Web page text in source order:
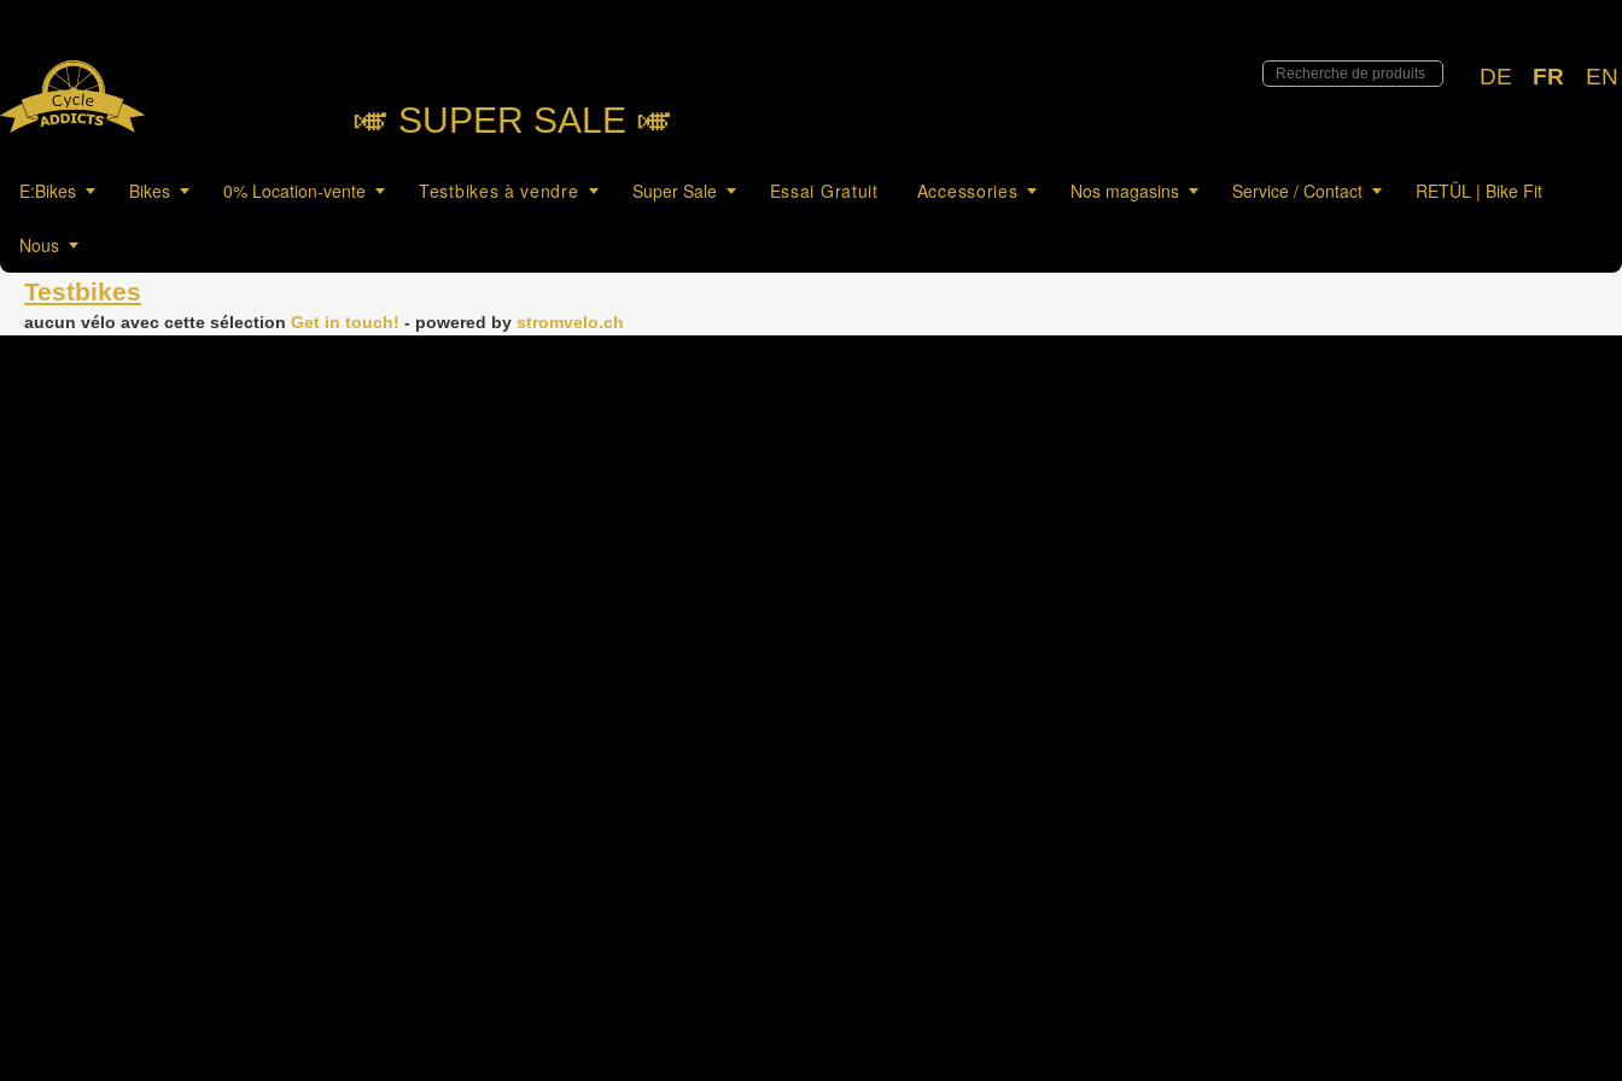
DE FR EN
🎺︎ SUPER SALE 🎺︎
E:Bikes Bikes 0% Location-vente Testbikes à vendre Super Sale Essai Gratuit Accessories Nos magasins Service / Contact RETÜL | Bike Fit
Nous
Testbikes
aucun vélo avec cette sélection Get in touch! - powered by stromvelo.ch